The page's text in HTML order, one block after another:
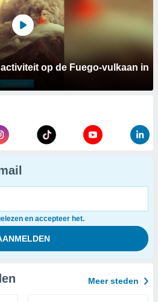
op de Fuego-vulkaan in
en accepteer het.
Meer steden